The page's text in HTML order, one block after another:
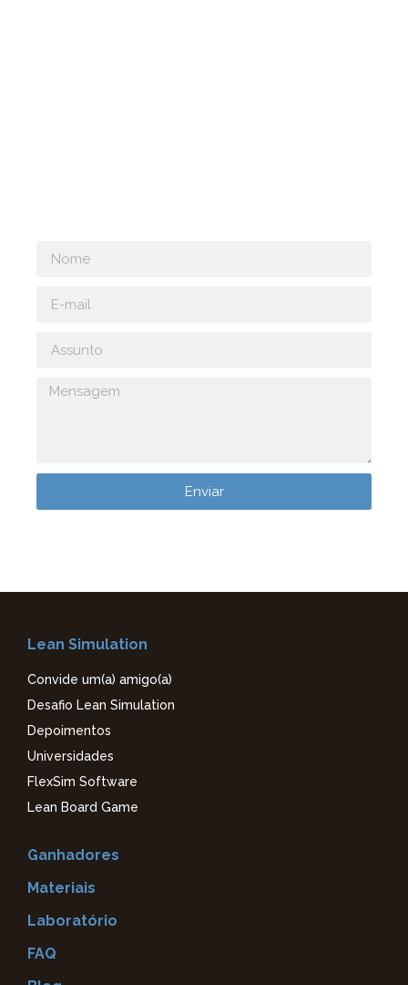
Enviar
Lean Simulation
Convide um(a) amigo(a)
Desafio Lean Simulation
Depoimentos
Universidades
FlexSim Software
Lean Board Game
Ganhadores
Materiais
Laboratório
FAQ